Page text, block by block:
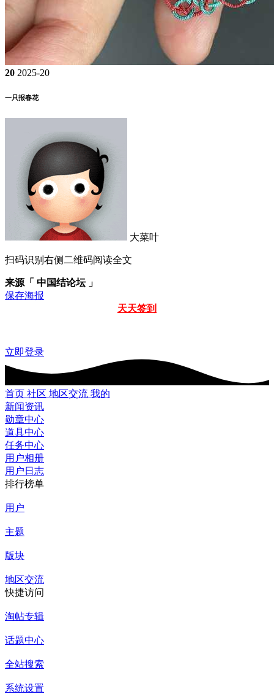
20 2025-20
一只报春花
大菜叶
扫码识别右侧二维码阅读全文
来源「 中国结论坛 」
保存海报
天天签到
立即登录
首页 社区 地区交流 我的
新闻资讯
勋章中心
道具中心
任务中心
用户相册
用户日志
排行榜单
用户
主题
版块
地区交流
快捷访问
淘帖专辑
话题中心
全站搜索
系统设置